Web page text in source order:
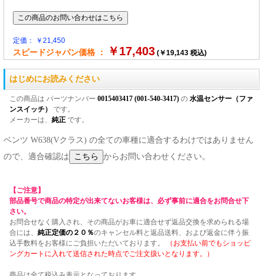
定価： ￥21,450
スピードジャパン価格 ： ￥17,403 (￥19,143 税込)
はじめにお読みください
この商品は パーツナンバー 0015403417 (001-540-3417) の 水温センサー（ファ
ンスイッチ）
です。
メーカーは、 純正 です。
ベンツ W638(Vクラス) の全ての車種に適合するわけではありません
ので、適合確認は
からお問い合わせください。
【ご注意】
部品番号で商品の特定が出来てないお客様は、必ず事前に適合をお問合せ下
さい。
お問合せなく購入され、その商品がお車に適合せず返品交換を求められる場
合には、 純正定価の２０％のキャンセル料と返品送料、および返金に伴う振
込手数料をお客様にご負担いただいております。
（お支払い前でもショッピ
ングカートに入れて送信された時点でご注文扱いとなります。）